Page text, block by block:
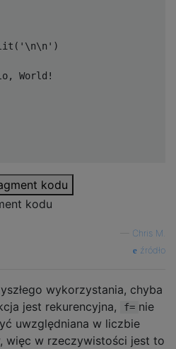
( '\n\n' )
, World !
kodu
kodu
Chris M.
źródło
wykorzystania, chyba
jest rekurencyjna,
f= nie
uwzględniana w liczbie
więc w rzeczywistości jest to